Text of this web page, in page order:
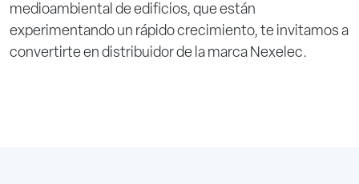
medioambiental de edificios, que están
experimentando un rápido crecimiento, te invitamos a
convertirte en distribuidor de la marca Nexelec.